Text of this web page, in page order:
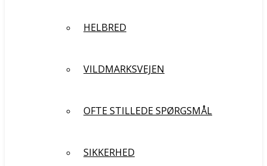
HELBRED
VILDMARKSVEJEN
OFTE STILLEDE SPØRGSMÅL
SIKKERHED